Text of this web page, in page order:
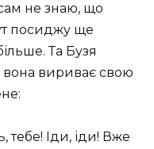
не знаю, що
посиджу ще
Та Бузя
вириває свою
Іди, іди! Вже